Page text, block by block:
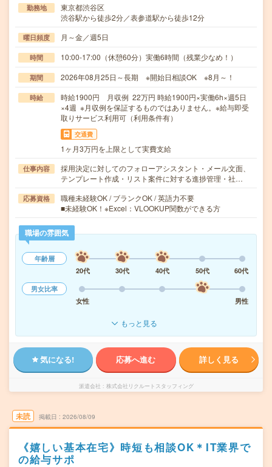
勤務地
東京都渋谷区
渋谷駅から徒歩2分／表参道駅から徒歩12分
曜日頻度 月～金／週5日
時間 10:00-17:00（休憩60分）実働6時間（残業少なめ！）
期間 2026年08月25日～長期 ※開始日相談OK ※8月～！
時給
時給1900円 月収例 22万円 時給1900円×実働6h×週5日
×4週 ※月収例を保証するものではありません。※給与即受
取りサービス利用可（利用条件有）
交通費
1ヶ月3万円を上限として実費支給
仕事内容
採用決定に対してのフォローアシスタント・メール文面、
テンプレート作成・リスト案件に対する進捗管理・社…
応募資格
職種未経験OK / ブランクOK / 英語力不要
■未経験OK！※Excel：VLOOKUP関数ができる方
職場の雰囲気
年齢層
20代
30代 40代 50代
60代
男女比率
女性
男性
もっと見る
気になる! 応募へ進む 詳しく見る
派遣会社 株式会社リクルートスタッフィング
未読 掲載日 2026/08/09
《嬉しい基本在宅》時短も相談OK＊IT業界で
の給与サポ